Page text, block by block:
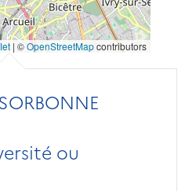
| ©OpenStreetMapcontributors
ou